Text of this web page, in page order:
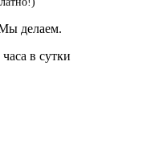
делаем.
в сутки